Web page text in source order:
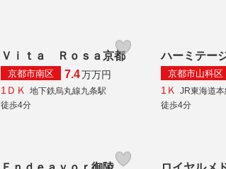
Ｖｉｔａ Ｒｏｓａ京都
京都市南区 7.4万万円
1ＤＫ 地下鉄烏丸線九条駅
徒歩4分
ハーミテー
京都市山科区
1Ｋ JR東海道
徒歩4分